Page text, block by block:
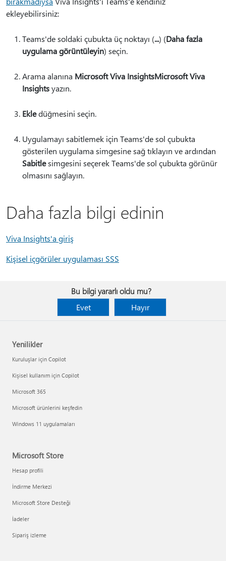
ekleyebilirsiniz:
Teams'de soldaki çubukta üç noktayı (...) (Daha fazla
uygulama görüntüleyin) seçin.
Arama alanına Microsoft Viva InsightsMicrosoft Viva
Insightsyazın.
Ekledüğmesini seçin.
Uygulamayı sabitlemek için Teams'de sol çubukta
gösterilen uygulama simgesine sağ tıklayın ve ardından
Sabitlesimgesini seçerek Teams'de sol çubukta görünür
olmasını sağlayın.
Daha fazla bilgi edinin
Viva Insights'a giriş
Kişisel içgörüler uygulaması SSS
Bu bilgi yararlı oldu mu?
Evet
Hayır
Yenilikler
Kuruluşlar için Copilot
Kişisel kullanım için Copilot
Microsoft 365
Microsoft ürünlerini keşfedin
Windows 11 uygulamaları
Microsoft Store
Hesap profili
İndirme Merkezi
Microsoft Store Desteği
İadeler
Sipariş izleme